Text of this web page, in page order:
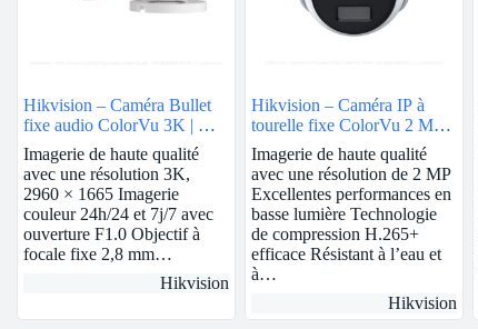
Hikvision – Caméra Bullet
fixe audio ColorVu 3K | DS-
2CE12KF0T-FS
Imagerie de haute qualité
avec une résolution 3K,
2960 × 1665 Imagerie
couleur 24h/24 et 7j/7 avec
ouverture F1.0 Objectif à
focale fixe 2,8 mm…
Hikvision
Hikvision – Caméra IP à
tourelle fixe ColorVu 2 MP |
2.8mm | DS-2CD1327G0-L
Imagerie de haute qualité
avec une résolution de 2 MP
Excellentes performances en
basse lumière Technologie
de compression H.265+
efficace Résistant à l’eau et
à…
Hikvision